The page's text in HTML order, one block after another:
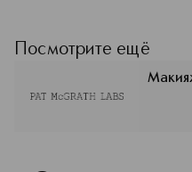
и дают
Посмотрите ещё